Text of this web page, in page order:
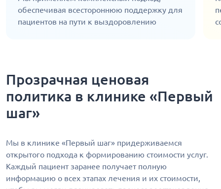
обеспечивая всестороннюю поддержку для
пациентов на пути к выздоровлению
Прозрачная ценовая
политика в клинике «Первый
шаг»
Мы в клинике «Первый шаг» придерживаемся
открытого подхода к формированию стоимости услуг.
Каждый пациент заранее получает полную
информацию о всех этапах лечения и их стоимости,